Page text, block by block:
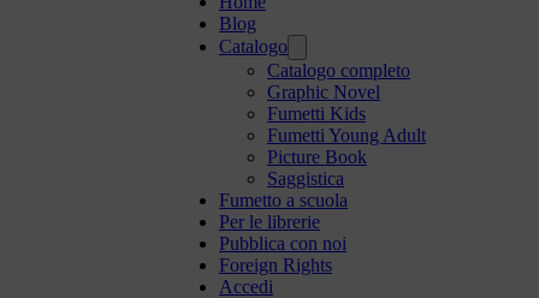
Blog
Catalogo
Catalogo completo
Graphic Novel
Fumetti Kids
Fumetti Young Adult
Picture Book
Saggistica
Fumetto a scuola
Per le librerie
Pubblica con noi
Foreign Rights
Accedi